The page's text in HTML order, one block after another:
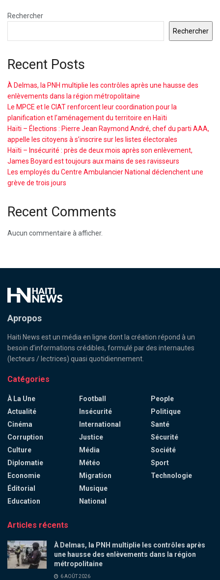
Rechercher
Rechercher
Recent Posts
À Delmas, la PNH multiplie les contrôles après une hausse des
enlèvements dans la région métropolitaine
Le MPCE et le CIAT renforcent leur coordination pour la
planification et l’aménagement du territoire en Haïti
Haïti – Élections : Pierre Jean Raymond André, chef du parti AAA,
appelle les citoyens à s’inscrire sur les listes électorales
Haïti – Insécurité : près de deux mois après son enlèvement,
James Boyard est toujours aux mains de ses ravisseurs
Les employés du Centre Ambulancier National déclenchent une
grève de trois jours
Recent Comments
Aucun commentaire à afficher.
Apropos
Haiti News est un média en ligne dont la création répond à un
besoin d’informations crédibles, formulé par des internautes
(lecteurs / lectrices) quasi quotidiennement.
Catégories
À La Une
Actualité
Cinéma
Corruption
Culture
Diplomatie
Economie
Éditorial
Education
Football
Insécurité
International
Justice
Média
Météo
Migration
Musique
National
People
Politique
Santé
Sécurité
Société
Sport
Technologie
Articles récents
À Delmas, la PNH multiplie les contrôles après
une hausse des enlèvements dans la région
métropolitaine
6 AOÛT 2026